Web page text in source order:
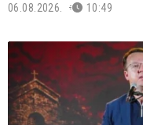
06.08.2026. 10:49